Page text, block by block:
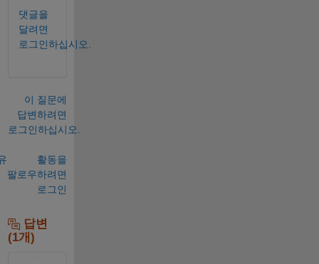
댓글을
달려면
로그인하십시오.
이 질문에
답변하려면
로그인하십시오.
활동을
팔로우하려면
로그인
답변
(1개)